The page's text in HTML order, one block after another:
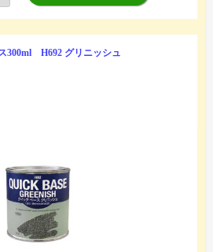
300ml H692 グリニッシュ